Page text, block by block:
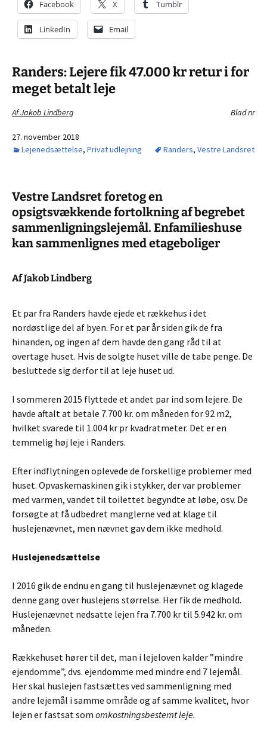
Facebook X Tumblr
LinkedIn Email
Randers: Lejere fik 47.000 kr retur i for
meget betalt leje
Af Jakob Lindberg Blad nr
27. november 2018
Lejenedsættelse, Privat udlejning Randers, Vestre Landsret
Vestre Landsret foretog en
opsigtsvækkende fortolkning af begrebet
sammenligningslejemål. Enfamilieshuse
kan sammenlignes med etageboliger
Af Jakob Lindberg
Et par fra Randers havde ejede et rækkehus i det
nordøstlige del af byen. For et par år siden gik de fra
hinanden, og ingen af dem havde den gang råd til at
overtage huset. Hvis de solgte huset ville de tabe penge. De
besluttede sig derfor til at leje huset ud.
I sommeren 2015 flyttede et andet par ind som lejere. De
havde aftalt at betale 7.700 kr. om måneden for 92 m2,
hvilket svarede til 1.004 kr pr kvadratmeter. Det er en
temmelig høj leje i Randers.
Efter indflytningen oplevede de forskellige problemer med
huset. Opvaskemaskinen gik i stykker, der var problemer
med varmen, vandet til toilettet begyndte at løbe, osv. De
forsøgte at få udbedret manglerne ved at klage til
huslejenævnet, men nævnet gav dem ikke medhold.
Huslejenedsættelse
I 2016 gik de endnu en gang til huslejenævnet og klagede
denne gang over huslejens størrelse. Her fik de medhold.
Huslejenævnet nedsatte lejen fra 7.700 kr til 5.942 kr. om
måneden.
Rækkehuset hører til det, man i lejeloven kalder ”mindre
ejendomme”, dvs. ejendomme med mindre end 7 lejemål.
Her skal huslejen fastsættes ved sammenligning med
andre lejemål i samme område og af samme kvalitet, hvor
lejen er fastsat som omkostningsbestemt leje.